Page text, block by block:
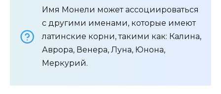
Имя Монели может ассоциироваться
с другими именами, которые имеют
латинские корни, такими как: Калина,
Аврора, Венера, Луна, Юнона,
Меркурий.